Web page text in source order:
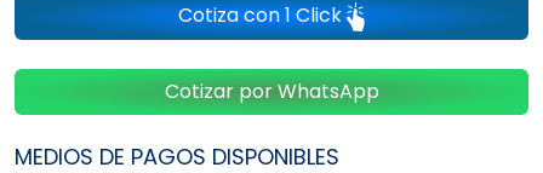
Cotiza con 1 Click
Cotizar por WhatsApp
MEDIOS DE PAGOS DISPONIBLES